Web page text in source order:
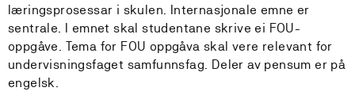
læringsprosessar i skulen. Internasjonale emne er
sentrale. I emnet skal studentane skrive ei FOU-
oppgåve. Tema for FOU oppgåva skal vere relevant for
undervisningsfaget samfunnsfag. Deler av pensum er på
engelsk.